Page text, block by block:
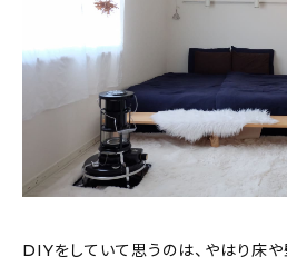
DIYをしていて思うのは、やはり床